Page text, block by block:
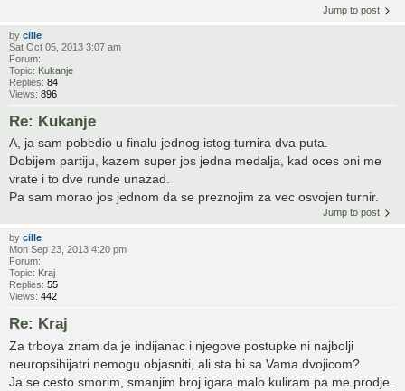
Jump to post
by cille
Sat Oct 05, 2013 3:07 am
Forum:
Topic: Kukanje
Replies: 84
Views: 896
Re: Kukanje
A, ja sam pobedio u finalu jednog istog turnira dva puta.
Dobijem partiju, kazem super jos jedna medalja, kad oces oni me
vrate i to dve runde unazad.
Pa sam morao jos jednom da se preznojim za vec osvojen turnir.
Jump to post
by cille
Mon Sep 23, 2013 4:20 pm
Forum:
Topic: Kraj
Replies: 55
Views: 442
Re: Kraj
Za trboya znam da je indijanac i njegove postupke ni najbolji
neuropsihijatri nemogu objasniti, ali sta bi sa Vama dvojicom?
Ja se cesto smorim, smanjim broj igara malo kuliram pa me prodje.